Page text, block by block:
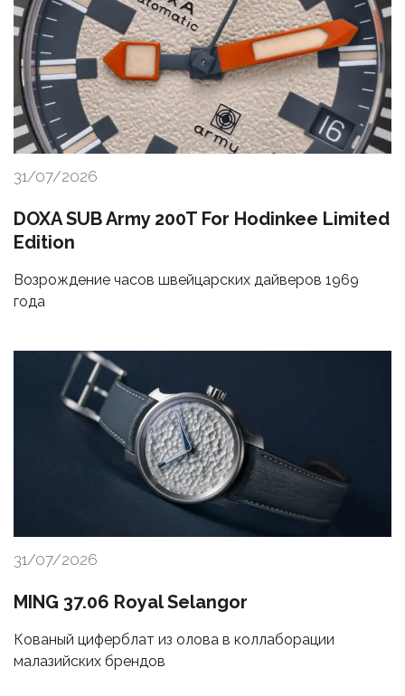
31/07/2026
DOXA SUB Army 200T For Hodinkee Limited
Edition
Возрождение часов швейцарских дайверов 1969
года
31/07/2026
MING 37.06 Royal Selangor
Кованый циферблат из олова в коллаборации
малазийских брендов